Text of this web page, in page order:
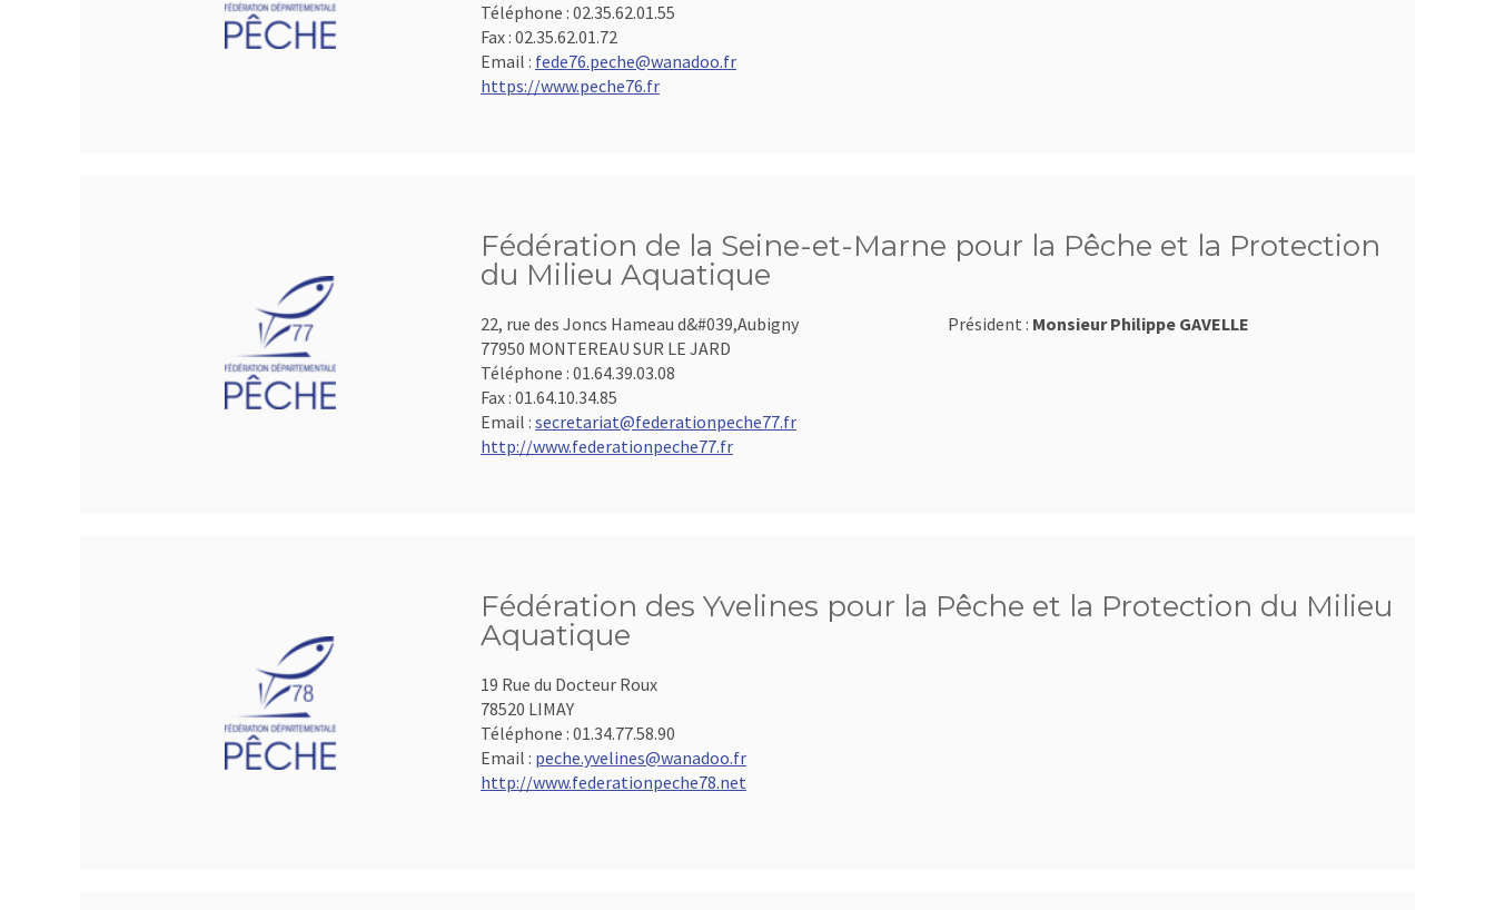
Téléphone : 02.35.62.01.55
Fax : 02.35.62.01.72
Email : fede76.peche@wanadoo.fr
https://www.peche76.fr
Fédération de la Seine-et-Marne pour la Pêche et la Protection
du Milieu Aquatique
22, rue des Joncs Hameau d&#039,Aubigny
77950 MONTEREAU SUR LE JARD
Téléphone : 01.64.39.03.08
Fax : 01.64.10.34.85
Email : secretariat@federationpeche77.fr
http://www.federationpeche77.fr
Président : Monsieur Philippe GAVELLE
Fédération des Yvelines pour la Pêche et la Protection du Milieu
Aquatique
19 Rue du Docteur Roux
78520 LIMAY
Téléphone : 01.34.77.58.90
Email : peche.yvelines@wanadoo.fr
http://www.federationpeche78.net